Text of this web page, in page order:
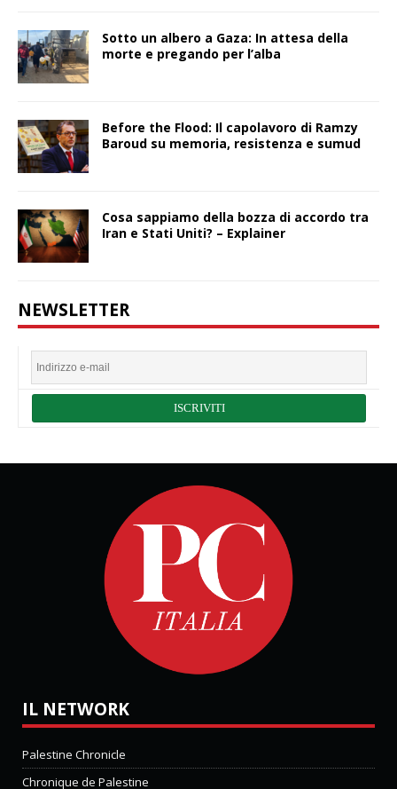
Sotto un albero a Gaza: In attesa della
morte e pregando per l’alba
Before the Flood: Il capolavoro di Ramzy
Baroud su memoria, resistenza e sumud
Cosa sappiamo della bozza di accordo tra
Iran e Stati Uniti? – Explainer
NEWSLETTER
IL NETWORK
Palestine Chronicle
Chronique de Palestine